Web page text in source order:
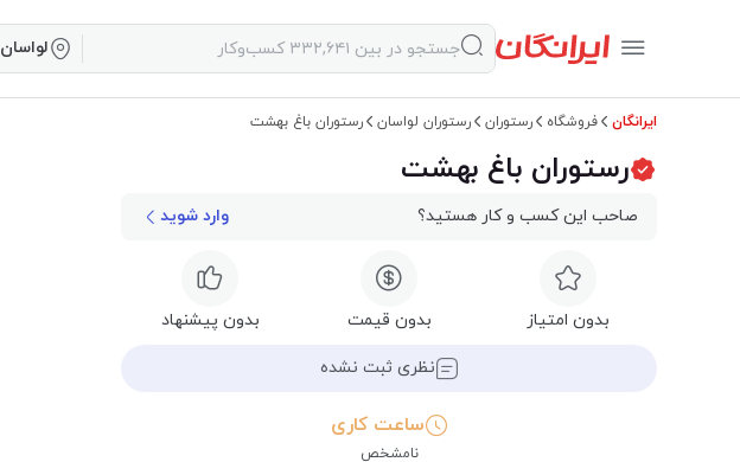
لواسان
ایرانگان فروشگاه رستوران رستوران لواسان رستوران باغ بهشت
رستوران باغ بهشت
صاحب این کسب و کار هستید؟ وارد شوید
بدون امتیاز بدون قیمت بدون پیشنهاد
نظری ثبت نشده
ساعت کاری
نامشخص